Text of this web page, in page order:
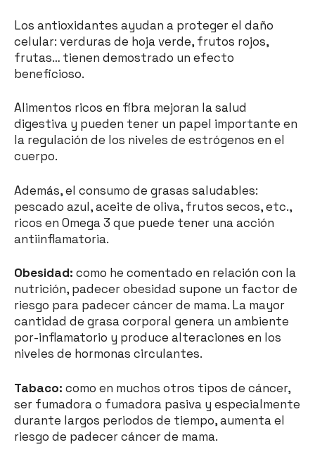
Los antioxidantes ayudan a proteger el daño
celular: verduras de hoja verde, frutos rojos,
frutas… tienen demostrado un efecto
beneficioso.
Alimentos ricos en fibra mejoran la salud
digestiva y pueden tener un papel importante en
la regulación de los niveles de estrógenos en el
cuerpo.
Además, el consumo de grasas saludables:
pescado azul, aceite de oliva, frutos secos, etc.,
ricos en Omega 3 que puede tener una acción
antiinflamatoria.
Obesidad: como he comentado en relación con la
nutrición, padecer obesidad supone un factor de
riesgo para padecer cáncer de mama. La mayor
cantidad de grasa corporal genera un ambiente
por-inflamatorio y produce alteraciones en los
niveles de hormonas circulantes.
Tabaco: como en muchos otros tipos de cáncer,
ser fumadora o fumadora pasiva y especialmente
durante largos periodos de tiempo, aumenta el
riesgo de padecer cáncer de mama.